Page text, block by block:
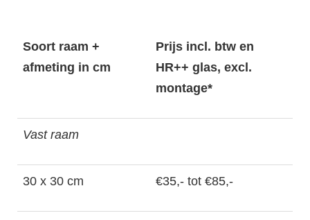
Soort raam +
afmeting in cm
Prijs incl. btw en
HR++ glas, excl.
montage*
Vast raam
30 x 30 cm €35,- tot €85,-